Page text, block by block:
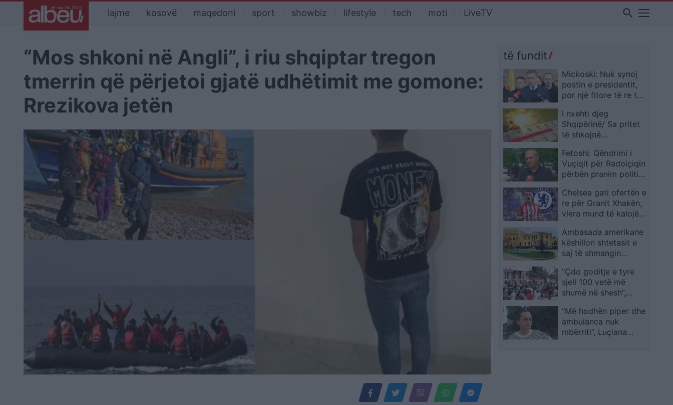
lajme kosovë maqedoni sport showbiz lifestyle tech moti LiveTV search
“Mos shkoni në Angli”, i riu shqiptar tregon
tmerrin që përjetoi gjatë udhëtimit me gomone:
Rrezikova jetën
të fundit
Mickoski: Nuk synoj
postin e presidentit,
por një fitore të re të
në zgjedhjet
parlamentare
I nxehti djeg
Shqipërinë/ Sa pritet
të shkojnë
Fetoshi: Qëndrimi i
Vuçiqit për Radoiçiqin
përbën pranim politik
Chelsea gati ofertën e
re për Granit Xhakën,
vlera mund të kalojë
Ambasada amerikane
këshillon shtetasit e
saj të shmangin
“Çdo goditje e tyre
sjell 100 vetë më
shumë në shesh”,
tensionet para
Kuvendit: Jemi më të
fortë, nuk ndryshojmë
“Më hodhën piper dhe
ambulanca nuk
mbërriti”, Luçiana